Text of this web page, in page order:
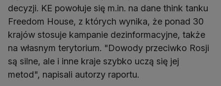
decyzji. KE powołuje się m.in. na dane think tanku
Freedom House, z których wynika, że ponad 30
krajów stosuje kampanie dezinformacyjne, także
na własnym terytorium. "Dowody przeciwko Rosji
są silne, ale i inne kraje szybko uczą się jej
metod", napisali autorzy raportu.